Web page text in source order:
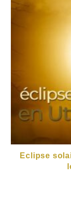
Eclipse